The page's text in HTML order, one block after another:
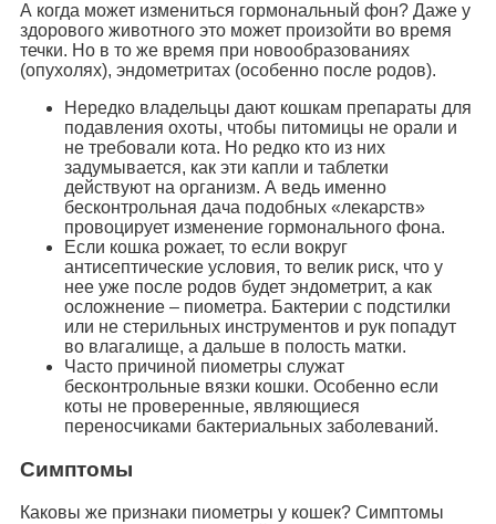
А когда может измениться гормональный фон? Даже у
здорового животного это может произойти во время
течки. Но в то же время при новообразованиях
(опухолях), эндометритах (особенно после родов).
Нередко владельцы дают кошкам препараты для
подавления охоты, чтобы питомицы не орали и
не требовали кота. Но редко кто из них
задумывается, как эти капли и таблетки
действуют на организм. А ведь именно
бесконтрольная дача подобных «лекарств»
провоцирует изменение гормонального фона.
Если кошка рожает, то если вокруг
антисептические условия, то велик риск, что у
нее уже после родов будет эндометрит, а как
осложнение – пиометра. Бактерии с подстилки
или не стерильных инструментов и рук попадут
во влагалище, а дальше в полость матки.
Часто причиной пиометры служат
бесконтрольные вязки кошки. Особенно если
коты не проверенные, являющиеся
переносчиками бактериальных заболеваний.
Симптомы
Каковы же признаки пиометры у кошек? Симптомы